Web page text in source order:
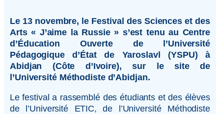
Le 13 novembre, le Festival des Sciences et des
Arts « J’aime la Russie » s’est tenu au Centre
d’Éducation Ouverte de l’Université
Pédagogique d’État de Yaroslavl (YSPU) à
Abidjan (Côte d’Ivoire), sur le site de
l’Université Méthodiste d’Abidjan.
Le festival a rassemblé des étudiants et des élèves
de l’Université ETIC, de l’Université Méthodiste